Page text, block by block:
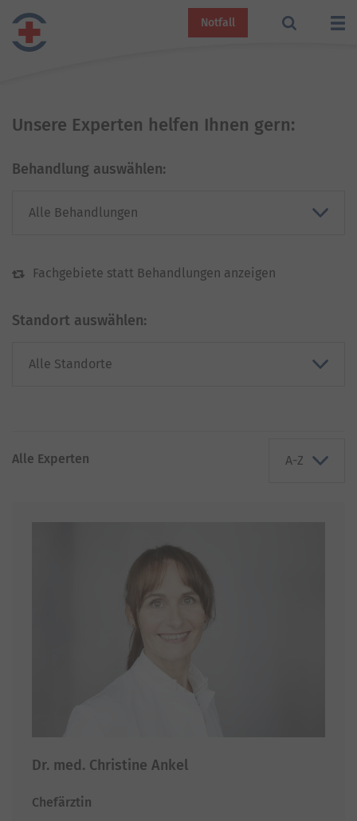
Notfall
Unsere Experten helfen Ihnen gern:
Behandlung auswählen:
Fachgebiete statt Behandlungen anzeigen
Standort auswählen:
Alle Experten
Dr. med. Christine Ankel
Chefärztin